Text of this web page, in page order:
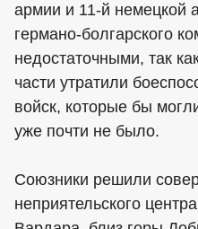
армии и 11-й немецкой
германо-болгарского
недостаточными, так
части утратили
войск, которые бы
уже почти не было.
Союзники решили
неприятельского